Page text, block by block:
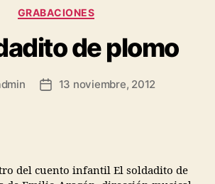
GRABACIONES
de plomo
13 noviembre, 2012
del cuento infantil El soldadito de